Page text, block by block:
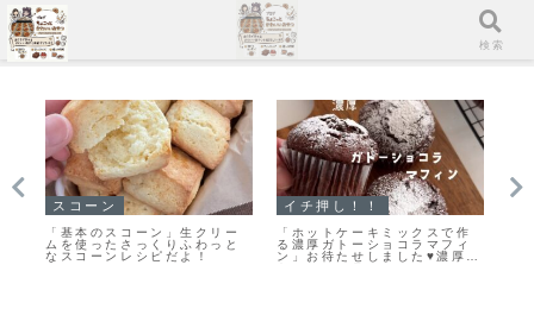
クッキー
また食べたくなる美味しさ♡
栗原はるみさんの塩クッキー
作ってみました！
スコーン
【レシピ】お手軽スコーン♡
うちにある材料ですぐ出来る
♡材料５つでお手軽スコーン
メニュー 検索